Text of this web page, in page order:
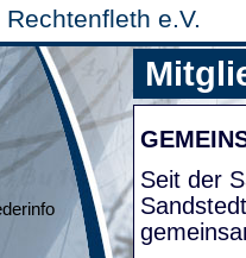
Rechtenfleth e.V.
Seit der